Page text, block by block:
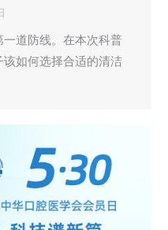
道防线。在本次科普
如何选择合适的清洁